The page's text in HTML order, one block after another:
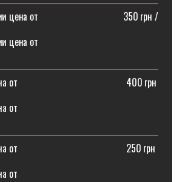
цена от⠀⠀⠀⠀⠀⠀⠀⠀⠀⠀⠀⠀350 грн /
цена от
от ⠀⠀⠀⠀⠀⠀⠀⠀⠀⠀⠀⠀⠀⠀⠀400 грн
от
от ⠀⠀⠀⠀⠀⠀⠀⠀⠀⠀⠀⠀⠀⠀⠀250 грн
от